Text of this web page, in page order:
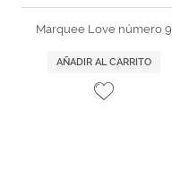
Marquee Love número 9
AÑADIR AL CARRITO